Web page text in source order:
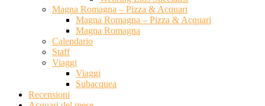
Magna Romagna – Pizza & Acquari
Magna Romagna – Pizza & Acquari
Magna Romagna
Calendario
Staff
Viaggi
Viaggi
Subacquea
Recensioni